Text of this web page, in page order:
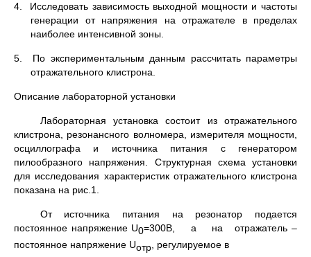
4. Исследовать зависимость выходной мощности и частоты
генерации от напряжения на отражателе в пределах
наиболее интенсивной зоны.
5. По экспериментальным данным рассчитать параметры
отражательного клистрона.
Описание лабораторной установки
Лабораторная установка состоит из отражательного
клистрона, резонансного волномера, измерителя мощности,
осциллографа и источника питания с генератором
пилообразного напряжения. Структурная схема установки
для исследования характеристик отражательного клистрона
показана на рис.1.
От источника питания на резонатор подается
постоянное напряжение U0=300В, а на отражатель –
постоянное напряжение Uотр , регулируемое в